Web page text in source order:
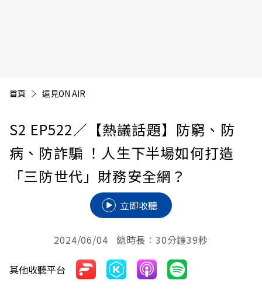
首頁 遠見ON AIR
S2 EP522／【熱議話題】防窮、防
病、防詐騙 ！人生下半場如何打造
「三防世代」財務安全網？
立即收聽
2024/06/04 總時長：30分鐘39秒
其他收聽平台